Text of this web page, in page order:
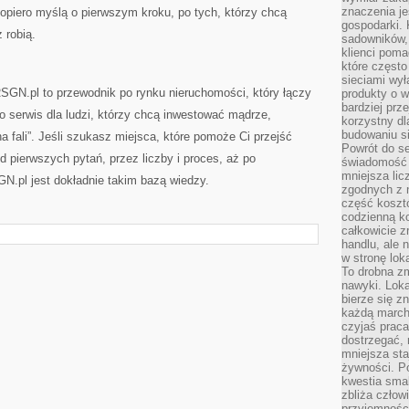
myślą o pierwszym kroku, po tych, którzy chcą
robią.
to przewodnik po rynku nieruchomości, który łączy
serwis dla ludzi, którzy chcą inwestować mądrze,
fali”. Jeśli szukasz miejsca, które pomoże Ci przejść
pierwszych pytań, przez liczby i proces, aż po
jest dokładnie takim bazą wiedzy.
znaczenia
gospodarki.
klienci
które
sieciami
produkty o
bardziej
korzystny
budowaniu
Powrót do
mniejsza
zgodnych z
część
codzienną
całkowicie
handlu, ale
w stronę
To drobna
nawyki.
bierze się
każdą
czyjaś
dostrzegać,
mniejsza
żywności.
kwestia
zbliża